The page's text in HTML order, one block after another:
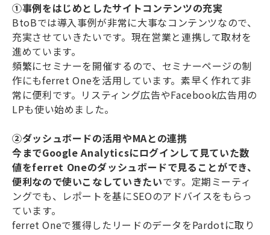
①事例をはじめとしたサイトコンテンツの充実
BtoBでは導入事例が非常に大事なコンテンツなので、
充実させていきたいです。現在営業と連携して取材を
進めています。
頻繁にセミナーを開催するので、セミナーページの制
作にもferret Oneを活用しています。素早く作れて非
常に便利です。リスティング広告やFacebook広告用の
LPも使い始めました。
②ダッシュボードの活用やMAとの連携
今までGoogle Analyticsにログインして見ていた数
値をferret Oneのダッシュボードで見ることができ、
便利なので使いこなしていきたいです。定期ミーティ
ングでも、レポートを基にSEOのアドバイスをもらっ
ています。
ferret Oneで獲得したリードのデータをPardotに取り